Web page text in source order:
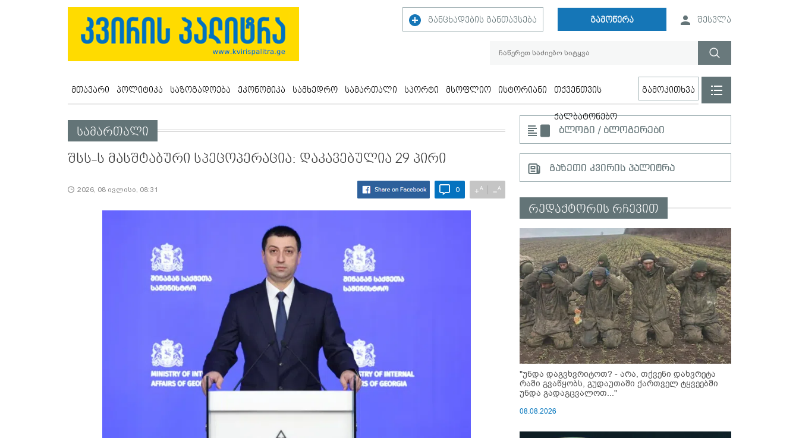
განცხადების განთავსება გამოწერა შესვლა
მთავარი პოლიტიკა საზოგადოება ეკონომიკა სამხედრო სამართალი სპორტი მსოფლიო ისტორიანი თქვენთვის
ქალბატონებო
გამოკითხვა
სამართალი
შსს-ს მასშტაბური სპეცოპერაცია: დაკავებულია 29 პირი
2026, 08 ივლისი, 08:31 0 +A −A
ბლოგი / ბლოგერები
გაზეთი კვირის პალიტრა
რედაქტორის რჩევით
"უნდა დაგვხვრიტოთ? - არა, თქვენი დახვრეტა
რაში გვაწყობს, გუდაუთაში ქართველ ტყვეებში
უნდა გადაგცვალოთ..."
08.08.2026